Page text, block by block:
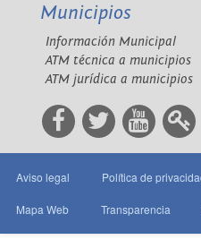
Municipios
Información Municipal
ATM técnica a municipios
ATM jurídica a municipios
Aviso legal Política de
Mapa Web Transparencia